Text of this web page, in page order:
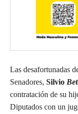
Las desafortunadas
Senadores, Silvio
contratación de su
Diputados con un